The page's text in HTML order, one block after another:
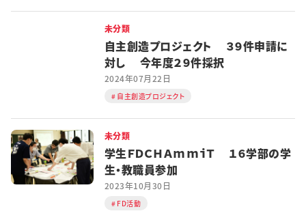
未分類
自主創造プロジェクト ３９件申請に
対し 今年度２９件採択
2024年07月22日
自主創造プロジェクト
未分類
学生ＦＤＣＨＡｍｍｉＴ １６学部の学
生・教職員参加
2023年10月30日
FD活動